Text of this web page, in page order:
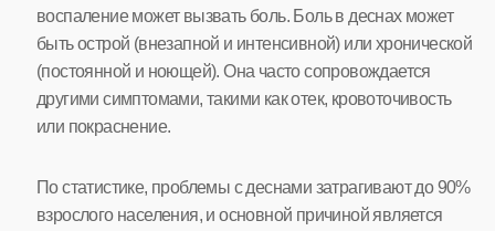
воспаление может вызвать боль. Боль в деснах может
быть острой (внезапной и интенсивной) или хронической
(постоянной и ноющей). Она часто сопровождается
другими симптомами, такими как отек, кровоточивость
или покраснение.
По статистике, проблемы с деснами затрагивают до 90%
взрослого населения, и основной причиной является